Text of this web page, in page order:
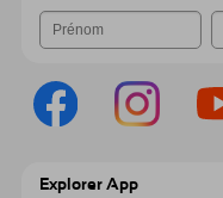
Explorer App